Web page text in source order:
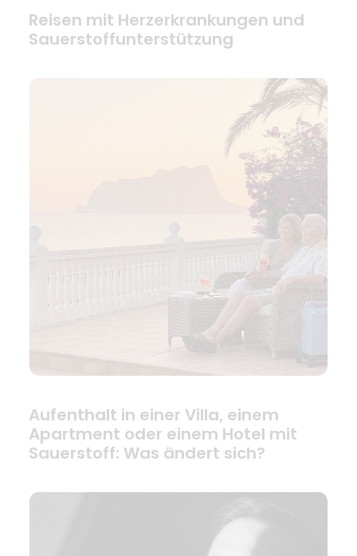
Reisen mit Herzerkrankungen und
Sauerstoffunterstützung
Aufenthalt in einer Villa, einem
Apartment oder einem Hotel mit
Sauerstoff: Was ändert sich?